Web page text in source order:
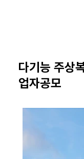
다기능 주상
업자공모